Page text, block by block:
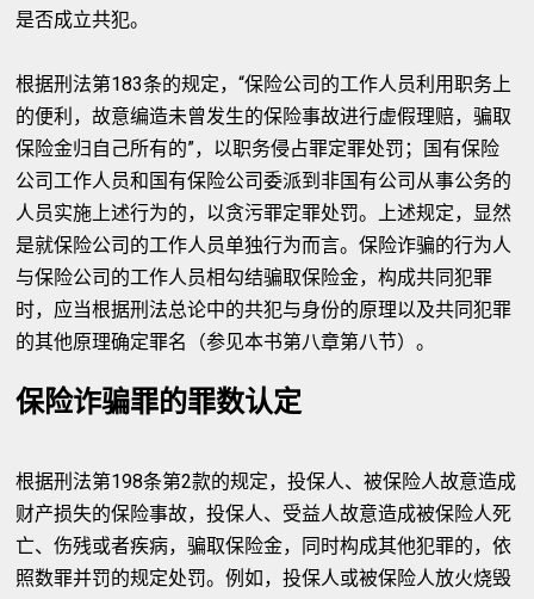
是否成立共犯。
根据刑法第183条的规定，“保险公司的工作人员利用职务上
的便利，故意编造未曾发生的保险事故进行虚假理赔，骗取
保险金归自己所有的”，以职务侵占罪定罪处罚；国有保险
公司工作人员和国有保险公司委派到非国有公司从事公务的
人员实施上述行为的，以贪污罪定罪处罚。上述规定，显然
是就保险公司的工作人员单独行为而言。保险诈骗的行为人
与保险公司的工作人员相勾结骗取保险金，构成共同犯罪
时，应当根据刑法总论中的共犯与身份的原理以及共同犯罪
的其他原理确定罪名（参见本书第八章第八节）。
保险诈骗罪的罪数认定
根据刑法第198条第2款的规定，投保人、被保险人故意造成
财产损失的保险事故，投保人、受益人故意造成被保险人死
亡、伤残或者疾病，骗取保险金，同时构成其他犯罪的，依
照数罪并罚的规定处罚。例如，投保人或被保险人放火烧毁